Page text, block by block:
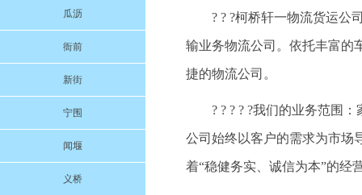
瓜沥
衙前
新街
宁围
闻堰
义桥
? ? ?柯桥轩一物流货运公
输业务物流公司。依托丰富的
捷的物流公司。
? ? ? ? ?我们的业务范围
公司始终以客户的需求为市场
着“稳健务实、诚信为本”的经